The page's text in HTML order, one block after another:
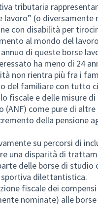
tributaria
lavoro” (o diversamente
con disabilità per
al mondo del
di queste borse
ha meno di 24
non rientra più fra i
del familiare con tutto
fiscale e delle misure
(ANF) come pure di altre
della pensione
su percorsi di
una disparità di
delle borse di studio
dilettantistica.
fiscale dei
nominate) alle